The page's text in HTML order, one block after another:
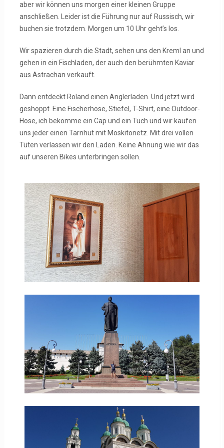
aber wir können uns morgen einer kleinen Gruppe
anschließen. Leider ist die Führung nur auf Russisch, wir
buchen sie trotzdem. Morgen um 10 Uhr geht’s los.
Wir spazieren durch die Stadt, sehen uns den Kreml an und
gehen in ein Fischladen, der auch den berühmten Kaviar
aus Astrachan verkauft.
Dann entdeckt Roland einen Anglerladen. Und jetzt wird
geshoppt. Eine Fischerhose, Stiefel, T-Shirt, eine Outdoor-
Hose, ich bekomme ein Cap und ein Tuch und wir kaufen
uns jeder einen Tarnhut mit Moskitonetz. Mit drei vollen
Tüten verlassen wir den Laden. Keine Ahnung wie wir das
auf unseren Bikes unterbringen sollen.